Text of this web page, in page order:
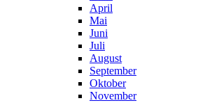
April
Mai
Juni
Juli
August
September
Oktober
November